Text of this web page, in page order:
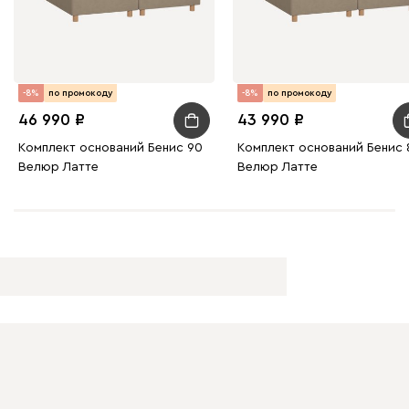
-8% по промокоду
46 990
Комплект оснований Бенис 90
Велюр Латте
-8% по промокоду
43 990
Комплект оснований Бенис
Велюр Латте